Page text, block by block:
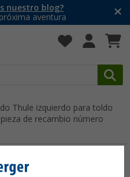
nuestro blog?
aventura
Thule izquierdo para toldo
de recambio número
izquierdo para